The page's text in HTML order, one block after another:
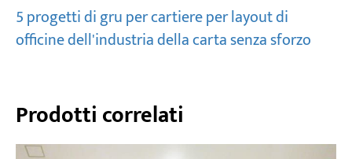
5 progetti di gru per cartiere per layout di
officine dell'industria della carta senza sforzo
Prodotti correlati